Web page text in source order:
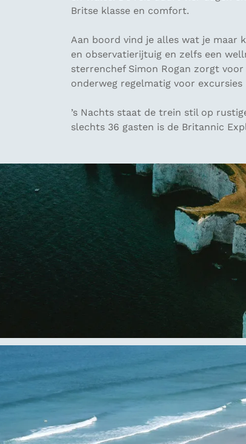
Britse klasse en comfort.
Aan boord vind je alles wat je maar
en observatierijtuig en zelfs een
sterrenchef Simon Rogan zorgt
onderweg regelmatig voor
’s Nachts staat de trein stil op
slechts 36 gasten is de Britannic